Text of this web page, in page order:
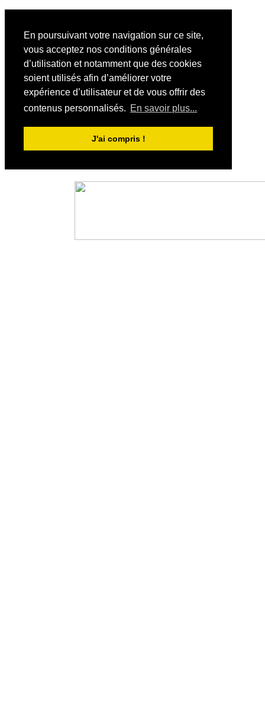
En poursuivant votre navigation sur ce site,
vous acceptez nos conditions générales
d’utilisation et notamment que des cookies
soient utilisés afin d’améliorer votre
expérience d’utilisateur et de vous offrir des
contenus personnalisés. En savoir plus...
J'ai compris !